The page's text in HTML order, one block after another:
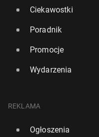
Ciekawostki
Poradnik
Promocje
Wydarzenia
REKLAMA
Ogłoszenia